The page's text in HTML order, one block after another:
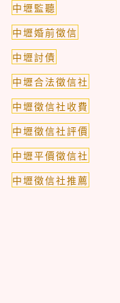
中壢監聽
中壢婚前徵信
中壢討債
中壢合法徵信社
中壢徵信社收費
中壢徵信社評價
中壢平價徵信社
中壢徵信社推薦